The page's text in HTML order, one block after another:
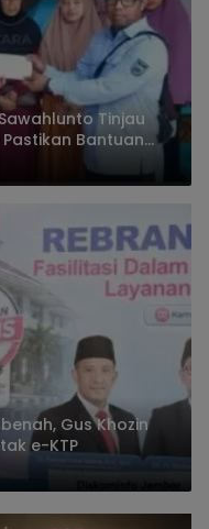
Tinjau
Bantuan
Gus Khozin
e-KTP